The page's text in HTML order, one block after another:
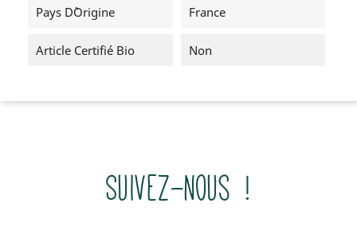
Pays D`origine France
Article Certifié Bio Non
Suivez-nous !